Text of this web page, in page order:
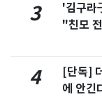
3
'김구라
"친모
4
[단독]
에 안긴